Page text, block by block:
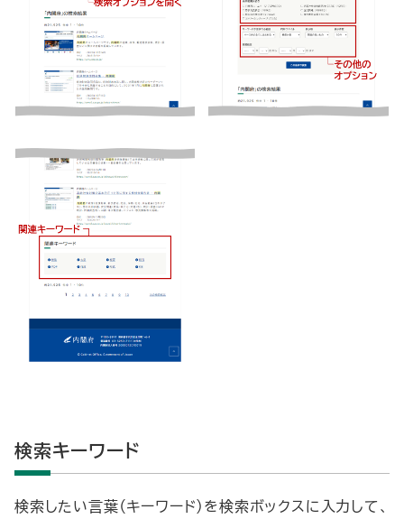
検索キーワード
検索したい言葉（キーワード）を検索ボックスに入力して、